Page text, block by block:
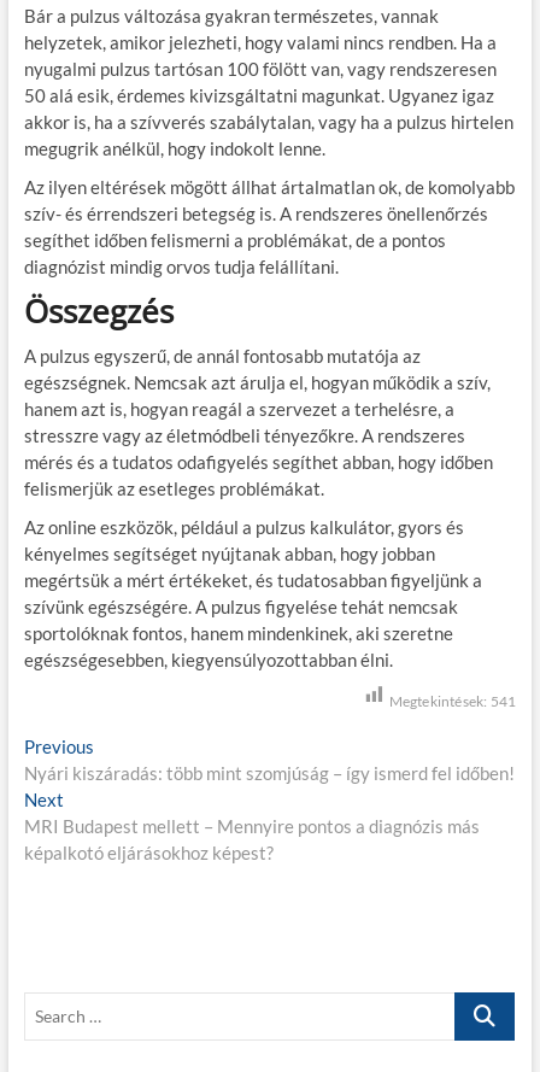
Bár a pulzus változása gyakran természetes, vannak
helyzetek, amikor jelezheti, hogy valami nincs rendben. Ha a
nyugalmi pulzus tartósan 100 fölött van, vagy rendszeresen
50 alá esik, érdemes kivizsgáltatni magunkat. Ugyanez igaz
akkor is, ha a szívverés szabálytalan, vagy ha a pulzus hirtelen
megugrik anélkül, hogy indokolt lenne.
Az ilyen eltérések mögött állhat ártalmatlan ok, de komolyabb
szív- és érrendszeri betegség is. A rendszeres önellenőrzés
segíthet időben felismerni a problémákat, de a pontos
diagnózist mindig orvos tudja felállítani.
Összegzés
A pulzus egyszerű, de annál fontosabb mutatója az
egészségnek. Nemcsak azt árulja el, hogyan működik a szív,
hanem azt is, hogyan reagál a szervezet a terhelésre, a
stresszre vagy az életmódbeli tényezőkre. A rendszeres
mérés és a tudatos odafigyelés segíthet abban, hogy időben
felismerjük az esetleges problémákat.
Az online eszközök, például a pulzus kalkulátor, gyors és
kényelmes segítséget nyújtanak abban, hogy jobban
megértsük a mért értékeket, és tudatosabban figyeljünk a
szívünk egészségére. A pulzus figyelése tehát nemcsak
sportolóknak fontos, hanem mindenkinek, aki szeretne
egészségesebben, kiegyensúlyozottabban élni.
Megtekintések: 541
B
e
j
e
z
é
Previous
r
v
i
t
Nyári kiszáradás: több mint szomjúság – így ismerd fel időben!
Next
e
x
:
MRI Budapest mellett – Mennyire pontos a diagnózis más
képalkotó eljárásokhoz képest?